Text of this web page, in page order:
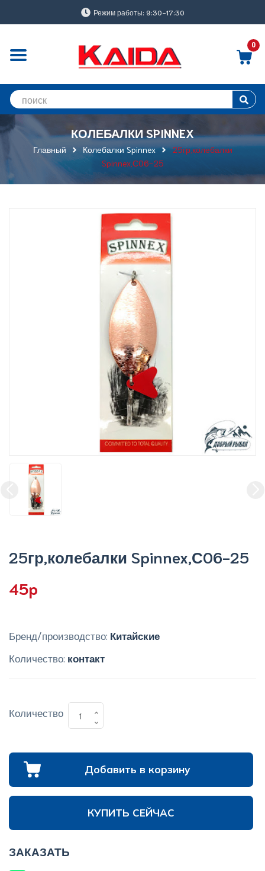
Режим работы: 9:30-17:30
0
КОЛЕБАЛКИ SPINNEX
Главный Колебалки Spinnex
25гр,колебалки
Spinnex,С06-25
25гр,колебалки Spinnex,С06-25
45p
Бренд/производство: Китайские
Количество: контакт
Количество
Добавить в корзину
КУПИТЬ СЕЙЧАС
ЗАКАЗАТЬ